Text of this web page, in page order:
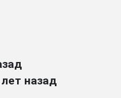
назад